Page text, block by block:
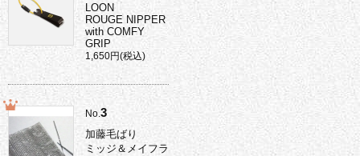
LOON
ROUGE NIPPER
with COMFY
GRIP
1,650円(税込)
No.3
加藤毛ばり
ミッジ＆メイフラ